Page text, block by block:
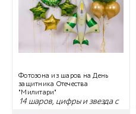
Фотозона из шаров на День
защитника Отечества
"Милитари"
14 шаров, цифры и звезда с